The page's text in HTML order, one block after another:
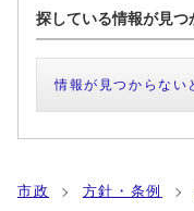
探している情報が見つ
情報が見つからない
市政 方針・条例